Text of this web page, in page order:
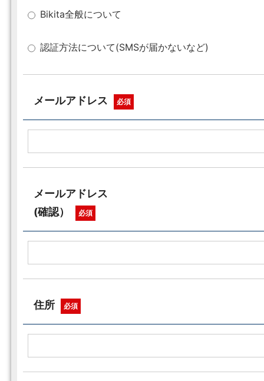
Bikita全般について
認証方法について(SMSが届かないなど)
メールアドレス 必須
メールアドレス
(確認）
必須
住所 必須